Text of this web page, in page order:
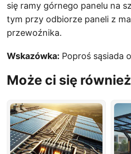
się ramy górnego panelu na
tym przy odbiorze paneli z
przewoźnika.
Wskazówka: Poproś sąsiada
Może ci się